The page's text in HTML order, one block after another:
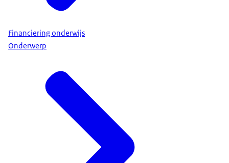
Financiering onderwijs
Onderwerp